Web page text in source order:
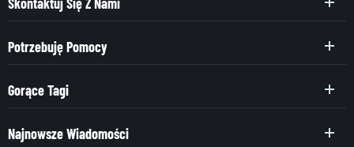
Potrzebuję Pomocy
Gorące Tagi
Najnowsze Wiadomości